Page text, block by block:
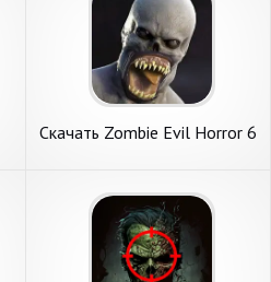
Скачать Zombie Evil Horror 6